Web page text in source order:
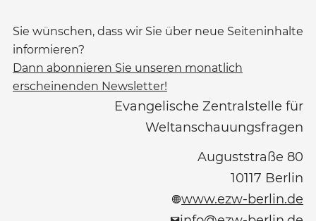
Sie wünschen, dass wir Sie über neue Seiteninhalte
informieren?
Dann abonnieren Sie unseren monatlich
erscheinenden Newsletter!
Evangelische Zentralstelle für
Weltanschauungsfragen
Auguststraße 80
10117 Berlin
www.ezw-berlin.de